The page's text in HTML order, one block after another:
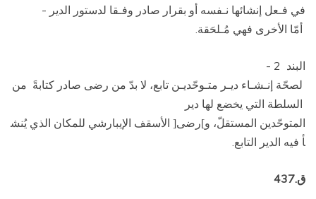
في فـعل إنشائها نـفسه أو بقرار صادر وفـقا لدستور الدير ­
أمّا الأخرى فهي مُـلحَقة.
البند 2 ­
لصحّة إنـشـاء ديـر متـوحّديـن تابع، لا بدّ من رضى صادر كتابةً من
السلطة التي يخضع لها دير
المتوحّدين المستقلّ، و]رضى[ الأسقف الإيبارشي للمكان الذي يُنش
أ فيه الدير التابع.
ق.437